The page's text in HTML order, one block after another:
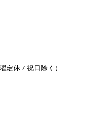
定休 / 祝日除く）